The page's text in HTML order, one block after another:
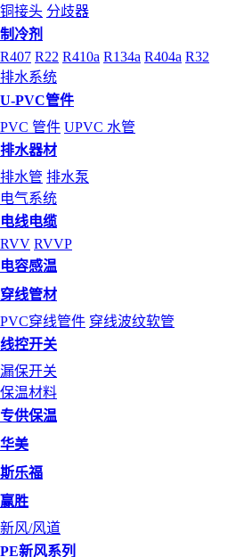
铜接头 分歧器
制冷剂
R407 R22 R410a R134a R404a R32
排水系统
U-PVC管件
PVC 管件 UPVC 水管
排水器材
排水管 排水泵
电气系统
电线电缆
RVV RVVP
电容感温
穿线管材
PVC穿线管件 穿线波纹软管
线控开关
漏保开关
保温材料
专供保温
华美
斯乐福
赢胜
新风/风道
PE新风系列